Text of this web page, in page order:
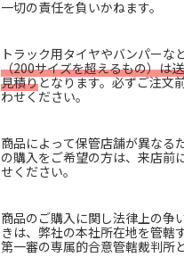
一切の責任を負いかねます。
トラック用タイヤやバンパーな
（200サイズを超えるもの）は
見積りとなります。必ずご注文
わせください。
商品によって保管店舗が異なる
の購入をご希望の方は、来店前
せください。
商品のご購入に関し法律上の争
きは、弊社の本社所在地を管轄
第一審の専属的合意管轄裁判所